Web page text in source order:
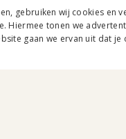
één dak
en mogelijkheden
tips voor bouw,
stappen
gebruiken wij cookies en
Hiermee tonen we
gaan we ervan uit dat je